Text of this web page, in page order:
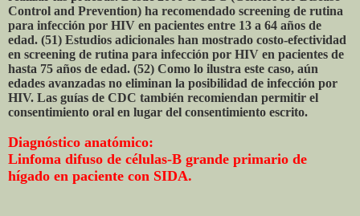
Control and Prevention) ha recomendado screening de rutina
para infección por HIV en pacientes entre 13 a 64 años de
edad. (51) Estudios adicionales han mostrado costo-efectividad
en screening de rutina para infección por HIV en pacientes de
hasta 75 años de edad. (52) Como lo ilustra este caso, aún
edades avanzadas no eliminan la posibilidad de infección por
HIV. Las guías de CDC también recomiendan permitir el
consentimiento oral en lugar del consentimiento escrito.
Diagnóstico anatómico:
Linfoma difuso de células-B grande primario de
hígado en paciente con SIDA.